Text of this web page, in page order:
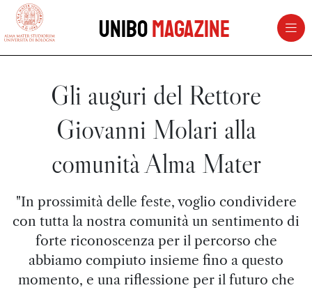
vai al contenuto della pagina
UniboMagazine
Gli auguri del Rettore
Giovanni Molari alla
comunità Alma Mater
"In prossimità delle feste, voglio condividere
con tutta la nostra comunità un sentimento di
forte riconoscenza per il percorso che
abbiamo compiuto insieme fino a questo
momento, e una riflessione per il futuro che